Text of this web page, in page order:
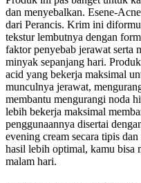
dan menyebalkan. Esene-
dari Perancis. Krim ini
tekstur lembutnya dengan
faktor penyebab jerawat serta
minyak sepanjang hari.
acid yang bekerja maksimal
munculnya jerawat,
membantu mengurangi noda
lebih bekerja maksimal
penggunaannya disertai
evening cream secara tipis
hasil lebih optimal, kamu bisa
malam hari.